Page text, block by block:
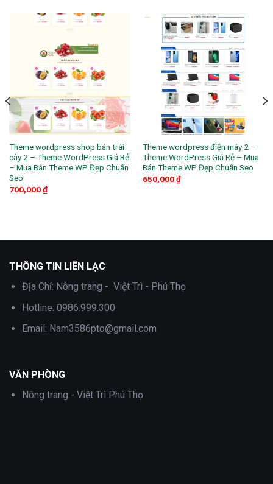
Theme wordpress shop bán trái
cây 2 – Theme WordPress Giá Rẻ
– Mua Bán Theme WP Đẹp Chuẩn
Seo
700,000₫
Theme wordpress điện máy 2 –
Theme WordPress Giá Rẻ – Mua
Bán Theme WP Đẹp Chuẩn Seo
650,000₫
THÔNG TIN LIÊN LẠC
Địa Chỉ: Nông trang - Việt Trì - Phú Thọ
Hotline: 0986.999.300
Email: Nam3586pto@gmail.com
VĂN PHÒNG
Nông trang - Việt Trì Phú Thọ